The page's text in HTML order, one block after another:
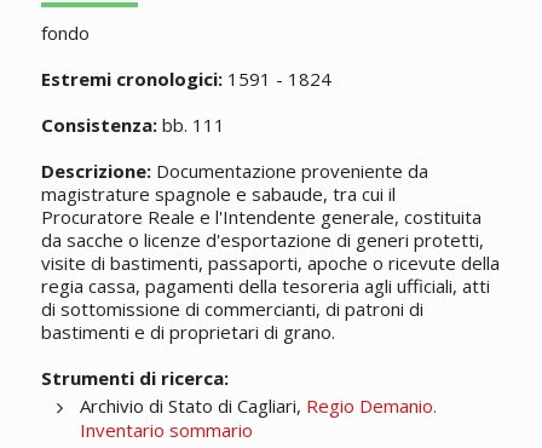
fondo
Estremi cronologici:1591 - 1824
Consistenza:bb. 111
Descrizione:Documentazione proveniente da
magistrature spagnole e sabaude, tra cui il
Procuratore Reale e l'Intendente generale, costituita
da sacche o licenze d'esportazione di generi protetti,
visite di bastimenti, passaporti, apoche o ricevute della
regia cassa, pagamenti della tesoreria agli ufficiali, atti
di sottomissione di commercianti, di patroni di
bastimenti e di proprietari di grano.
Strumenti di ricerca:
Archivio di Stato di Cagliari, Regio Demanio.
Inventario sommario